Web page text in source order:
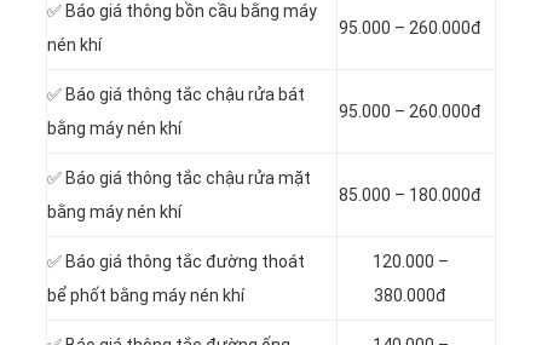
✅ Báo giá thông bồn cầu bằng máy
nén khí
95.000 – 260.000đ
✅ Báo giá thông tắc chậu rửa bát
bằng máy nén khí
95.000 – 260.000đ
✅ Báo giá thông tắc chậu rửa mặt
bằng máy nén khí
85.000 – 180.000đ
✅ Báo giá thông tắc đường thoát
bể phốt bằng máy nén khí
120.000 –
380.000đ